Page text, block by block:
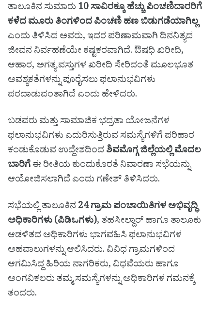
ತಾಲೂಕಿನ ಸುಮಾರು 10 ಸಾವಿರಕ್ಕೂ ಹೆಚ್ಚು ಪಿಂಚಣಿದಾರರಿಗೆ
ಕಳೆದ ಮೂರು ತಿಂಗಳಿಂದ ಪಿಂಚಣಿ ಹಣ ಬಿಡುಗಡೆಯಾಗಿಲ್ಲ
ಎಂದು ತಿಳಿಸಿದ ಅವರು, ಇದರ ಪರಿಣಾಮವಾಗಿ ದಿನನಿತ್ಯದ
ಜೀವನ ನಿರ್ವಹಣೆಯೇ ಕಷ್ಟಕರವಾಗಿದೆ. ಔಷಧಿ ಖರೀದಿ,
ಆಹಾರ, ಅಗತ್ಯ ವಸ್ತುಗಳ ಖರೀದಿ ಸೇರಿದಂತೆ ಮೂಲಭೂತ
ಅವಶ್ಯಕತೆಗಳನ್ನು ಪೂರೈಸಲು ಫಲಾನುಭವಿಗಳು
ಪರದಾಡುವಂತಾಗಿದೆ ಎಂದು ಹೇಳಿದರು.
ಬಡವರು ಮತ್ತು ಸಾಮಾಜಿಕ ಭದ್ರತಾ ಯೋಜನೆಗಳ
ಫಲಾನುಭವಿಗಳು ಎದುರಿಸುತ್ತಿರುವ ಸಮಸ್ಯೆಗಳಿಗೆ ಪರಿಹಾರ
ಕಂಡುಕೊಡುವ ಉದ್ದೇಶದಿಂದ ಶಿವಮೊಗ್ಗ ಜಿಲ್ಲೆಯಲ್ಲಿ ಮೊದಲ
ಬಾರಿಗೆಈ ರೀತಿಯ ಕುಂದುಕೊರತೆ ನಿವಾರಣಾ ಸಭೆಯನ್ನು
ಆಯೋಜಿಸಲಾಗಿದೆ ಎಂದು ಗಣೇಶ್ ತಿಳಿಸಿದರು.
ಸಭೆಯಲ್ಲಿ ತಾಲೂಕಿನ 24 ಗ್ರಾಮ ಪಂಚಾಯಿತಿಗಳ ಅಭಿವೃದ್ಧಿ
ಅಧಿಕಾರಿಗಳು (ಪಿಡಿಒಗಳು), ತಹಸೀಲ್ದಾರ್ ಹಾಗೂ ತಾಲೂಕು
ಆಡಳಿತದ ಅಧಿಕಾರಿಗಳು ಭಾಗವಹಿಸಿ ಫಲಾನುಭವಿಗಳ
ಅಹವಾಲುಗಳನ್ನು ಆಲಿಸಿದರು. ವಿವಿಧ ಗ್ರಾಮಗಳಿಂದ
ಆಗಮಿಸಿದ್ದ ಹಿರಿಯ ನಾಗರಿಕರು, ವಿಧವೆಯರು ಹಾಗೂ
ಅಂಗವಿಕಲರು ತಮ್ಮ ಸಮಸ್ಯೆಗಳನ್ನು ಅಧಿಕಾರಿಗಳ ಗಮನಕ್ಕೆ
ತಂದರು.